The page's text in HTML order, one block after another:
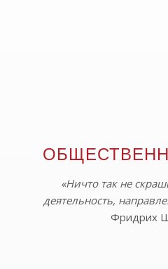
«Ничто так не
деятельность,
Фридрих